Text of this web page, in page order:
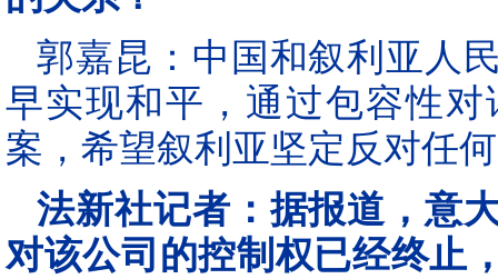
郭嘉昆：中国和叙利亚人
早实现和平，通过包容性
案，希望叙利亚坚定反对任
法新社记者：据报道，意
对该公司的控制权已经终止